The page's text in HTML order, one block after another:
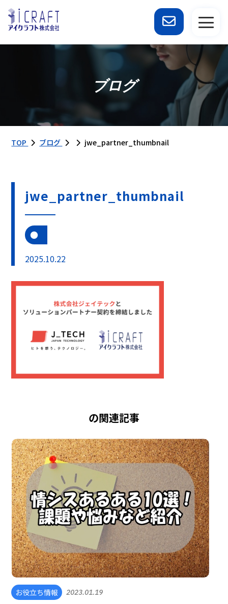
ブログ
TOP ブログ jwe_partner_thumbnail
jwe_partner_thumbnail
2025.10.22
の関連記事
お役立ち情報 2023.01.19